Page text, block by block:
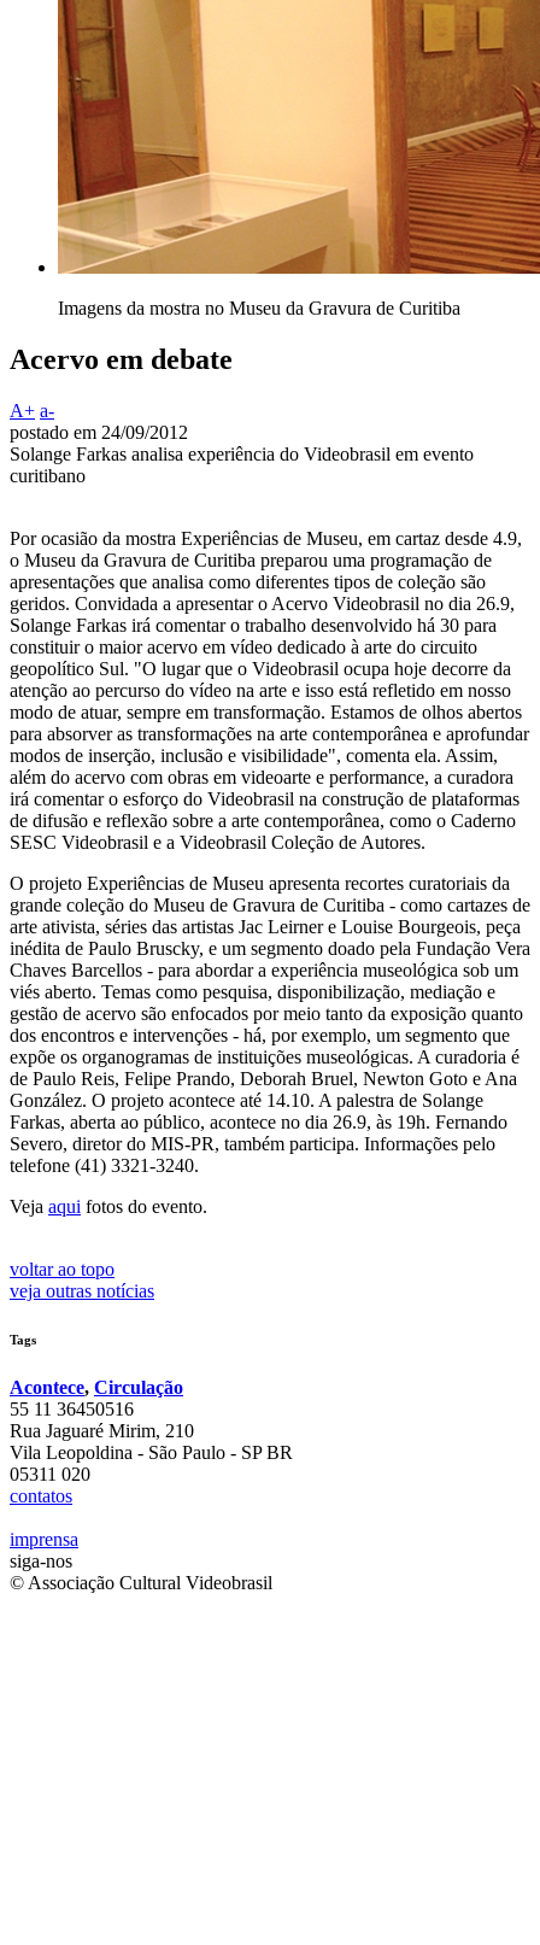
Imagens da mostra no Museu da Gravura de Curitiba
Acervo em debate
A+ a-
postado em 24/09/2012
Solange Farkas analisa experiência do Videobrasil em evento
curitibano
Por ocasião da mostra Experiências de Museu, em cartaz desde 4.9,
o Museu da Gravura de Curitiba preparou uma programação de
apresentações que analisa como diferentes tipos de coleção são
geridos. Convidada a apresentar o Acervo Videobrasil no dia 26.9,
Solange Farkas irá comentar o trabalho desenvolvido há 30 para
constituir o maior acervo em vídeo dedicado à arte do circuito
geopolítico Sul. "O lugar que o Videobrasil ocupa hoje decorre da
atenção ao percurso do vídeo na arte e isso está refletido em nosso
modo de atuar, sempre em transformação. Estamos de olhos abertos
para absorver as transformações na arte contemporânea e aprofundar
modos de inserção, inclusão e visibilidade", comenta ela. Assim,
além do acervo com obras em videoarte e performance, a curadora
irá comentar o esforço do Videobrasil na construção de plataformas
de difusão e reflexão sobre a arte contemporânea, como o Caderno
SESC Videobrasil e a Videobrasil Coleção de Autores.
O projeto Experiências de Museu apresenta recortes curatoriais da
grande coleção do Museu de Gravura de Curitiba - como cartazes de
arte ativista, séries das artistas Jac Leirner e Louise Bourgeois, peça
inédita de Paulo Bruscky, e um segmento doado pela Fundação Vera
Chaves Barcellos - para abordar a experiência museológica sob um
viés aberto. Temas como pesquisa, disponibilização, mediação e
gestão de acervo são enfocados por meio tanto da exposição quanto
dos encontros e intervenções - há, por exemplo, um segmento que
expõe os organogramas de instituições museológicas. A curadoria é
de Paulo Reis, Felipe Prando, Deborah Bruel, Newton Goto e Ana
González. O projeto acontece até 14.10. A palestra de Solange
Farkas, aberta ao público, acontece no dia 26.9, às 19h. Fernando
Severo, diretor do MIS-PR, também participa. Informações pelo
telefone (41) 3321-3240.
Veja aqui fotos do evento.
voltar ao topo
veja outras notícias
Tags
Acontece, Circulação
55 11 36450516
Rua Jaguaré Mirim, 210
Vila Leopoldina - São Paulo - SP BR
05311 020
contatos
imprensa
siga-nos
© Associação Cultural Videobrasil